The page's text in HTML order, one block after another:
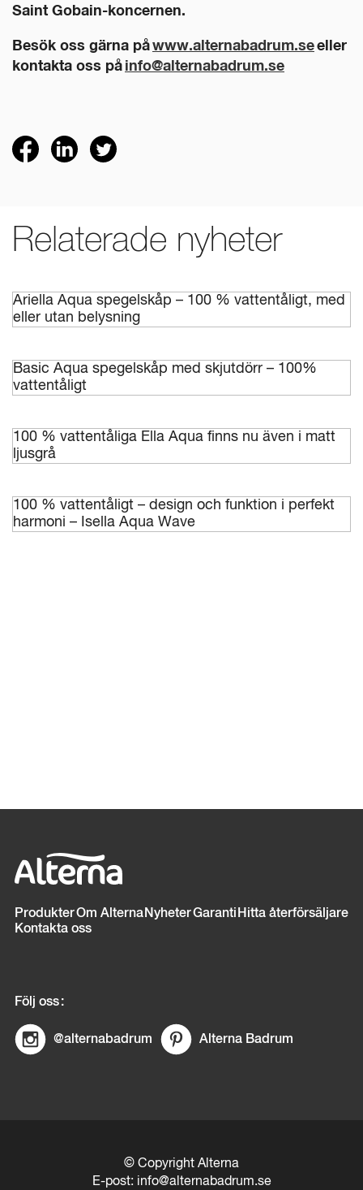
Saint Gobain-koncernen.
Besök oss gärna påwww.alternabadrum.seeller
kontakta oss på info@alternabadrum.se
Relaterade nyheter
Ariella Aqua spegelskåp – 100 % vattentåligt, med
eller utan belysning
Basic Aqua spegelskåp med skjutdörr – 100%
vattentåligt
100 % vattentåliga Ella Aqua finns nu även i matt
ljusgrå
100 % vattentåligt – design och funktion i perfekt
harmoni – Isella Aqua Wave
Sidfot
ProdukterOm Alterna NyheterGaranti Hitta återförsäljare
Kontakta oss
Följ oss
@alternabadrum Alterna Badrum
© Copyright Alterna
E-post: info@alternabadrum.se